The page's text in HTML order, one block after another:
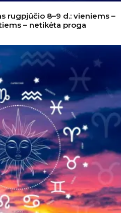
rugpjūčio 8–9 d.: vieniems –
– netikėta proga